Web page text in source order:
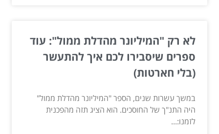
לא רק "המיליונר מהדלת ממול": עוד
ספרים שיסבירו לכם איך להתעשר
(בלי חארטות)
במשך עשרות שנים, הספר "המיליונר מהדלת ממול"
היה התנ"ך של החוסכים. הוא הציג תזה מהפכנית
לזמנו:...